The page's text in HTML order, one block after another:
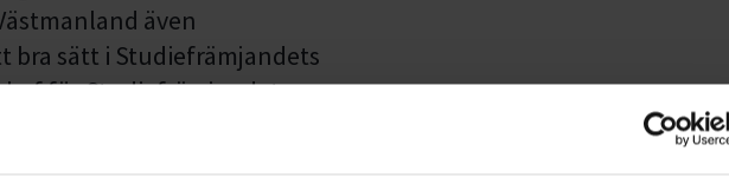
även
bra sätt i Studiefrämjandets
för Studiefrämjandet.
veckorna undersökt olika